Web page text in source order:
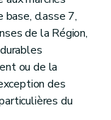
classe 7,
de la Région,
ou de la
des
du